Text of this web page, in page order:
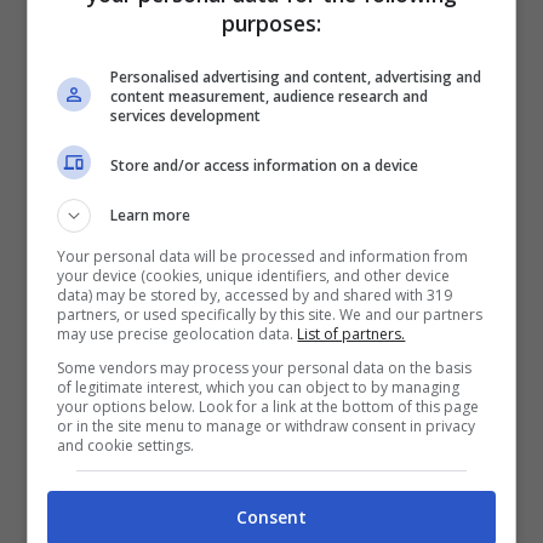
leggerissimo risparmio.
Previsioni sul futuro
prossimo del mutuo a
tasso variabile:
controsorpasso vicino
In questo momento, dunque, il mutuo a
tasso fisso risulta ancora più vantaggioso
rispetto a quelli variabile. Ma, come
anticipato, la situazione potrebbe mutate
molto presto. L’Euribor potrebbe infatti
purposes:
Personalised advertising and content, advertising and
content measurement, audience research and
services development
Store and/or access information on a device
Learn more
Your personal data will be processed and information from
your device (cookies, unique identifiers, and other device
data) may be stored by, accessed by and shared with 319
partners, or used specifically by this site. We and our partners
may use precise geolocation data. List of partners.
Some vendors may process your personal data on the basis
of legitimate interest, which you can object to by managing
your options below. Look for a link at the bottom of this page
or in the site menu to manage or withdraw consent in privacy
and cookie settings.
Consent